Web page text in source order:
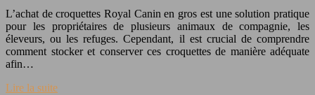
L’achat de croquettes Royal Canin en gros est une solution pratique
pour les propriétaires de plusieurs animaux de compagnie, les
éleveurs, ou les refuges. Cependant, il est crucial de comprendre
comment stocker et conserver ces croquettes de manière adéquate
afin…
Lire la suite